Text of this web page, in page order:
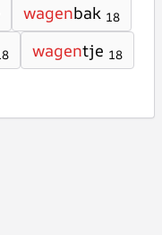
wagenbak 18
wagentje 18